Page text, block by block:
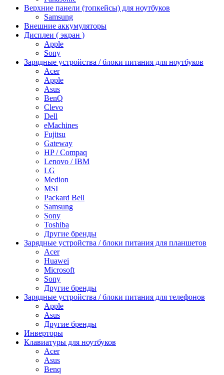
Верхние панели (топкейсы) для ноутбуков
Samsung
Внешние аккумуляторы
Дисплеи ( экран )
Apple
Sony
Зарядные устройства / блоки питания для ноутбуков
Acer
Apple
Asus
BenQ
Clevo
Dell
eMachines
Fujitsu
Gateway
HP / Compaq
Lenovo / IBM
LG
Medion
MSI
Packard Bell
Samsung
Sony
Toshiba
Другие бренды
Зарядные устройства / блоки питания для планшетов
Acer
Huawei
Microsoft
Sony
Другие бренды
Зарядные устройства / блоки питания для телефонов
Apple
Asus
Другие бренды
Инверторы
Клавиатуры для ноутбуков
Acer
Asus
Benq